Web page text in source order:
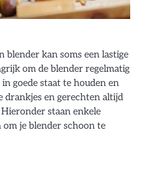
blender kan soms een lastige
om de blender regelmatig
goede staat te houden en
drankjes en gerechten altijd
staan enkele
je blender schoon te